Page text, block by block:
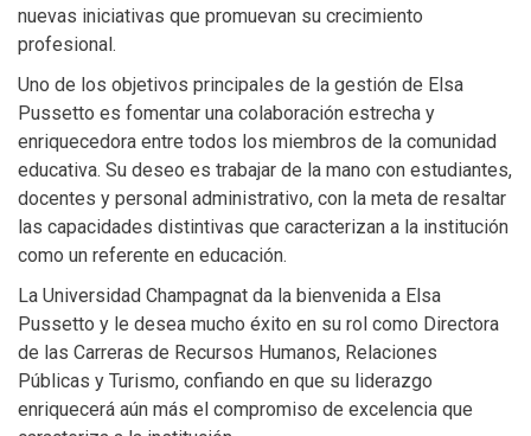
nuevas iniciativas que promuevan su crecimiento
profesional.
Uno de los objetivos principales de la gestión de Elsa
Pussetto es fomentar una colaboración estrecha y
enriquecedora entre todos los miembros de la comunidad
educativa. Su deseo es trabajar de la mano con estudiantes,
docentes y personal administrativo, con la meta de resaltar
las capacidades distintivas que caracterizan a la institución
como un referente en educación.
La Universidad Champagnat da la bienvenida a Elsa
Pussetto y le desea mucho éxito en su rol como Directora
de las Carreras de Recursos Humanos, Relaciones
Públicas y Turismo, confiando en que su liderazgo
enriquecerá aún más el compromiso de excelencia que